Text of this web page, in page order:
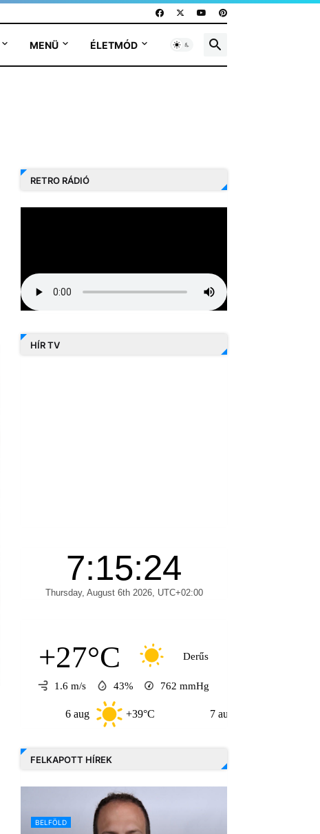
MENÜ ÉLETMÓD
RETRO RÁDIÓ
HÍR TV
+27°C Derűs
1.6 m/s 43% 762 mmHg
+39°C +32°C
FELKAPOTT HÍREK
BELFÖLD